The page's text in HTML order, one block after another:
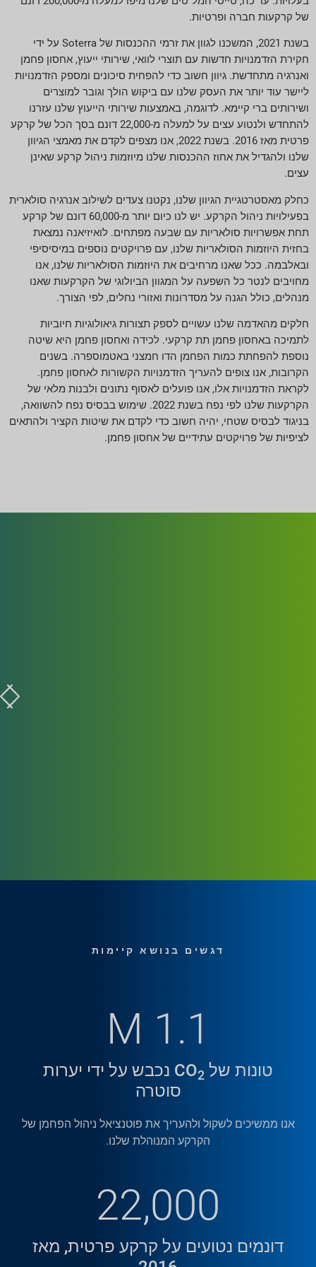
של קרקעות חברה ופרטיות.
בשנת 2021, המשכנו לגוון את זרמי ההכנסות של Soterra על ידי
חקירת הזדמנויות חדשות עם תוצרי לוואי, שירותי ייעוץ, אחסון פחמן
ואנרגיה מתחדשת. גיוון חשוב כדי להפחית סיכונים ומספק הזדמנויות
ליישר עוד יותר את העסק שלנו עם ביקוש הולך וגובר למוצרים
ושירותים ברי קיימא. לדוגמה, באמצעות שירותי הייעוץ שלנו עזרנו
להתחדש ולנטוע עצים על למעלה מ-22,000 דונם בסך הכל של קרקע
פרטית מאז 2016. בשנת 2022, אנו מצפים לקדם את מאמצי הגיוון
שלנו ולהגדיל את אחוז ההכנסות שלנו מיוזמות ניהול קרקע שאינן
עצים.
כחלק מאסטרטגיית הגיוון שלנו, נקטנו צעדים לשילוב אנרגיה סולארית
בפעילויות ניהול הקרקע. יש לנו כיום יותר מ-60,000 דונם של קרקע
תחת אפשרויות סולאריות עם שבעה מפתחים. לואיזיאנה נמצאת
בחזית היוזמות הסולאריות שלנו, עם פרויקטים נוספים במיסיסיפי
ובאלבמה. ככל שאנו מרחיבים את היוזמות הסולאריות שלנו, אנו
מחויבים לנטר כל השפעה על המגוון הביולוגי של הקרקעות שאנו
מנהלים, כולל הגנה על מסדרונות ואזורי נחלים, לפי הצורך.
חלקים מהאדמה שלנו עשויים לספק תצורות גיאולוגיות חיוביות
לתמיכה באחסון פחמן תת קרקעי. לכידה ואחסון פחמן היא שיטה
נוספת להפחתת כמות הפחמן הדו חמצני באטמוספרה. בשנים
הקרובות, אנו צופים להעריך הזדמנויות הקשורות לאחסון פחמן.
לקראת הזדמנויות אלו, אנו פועלים לאסוף נתונים ולבנות מלאי של
הקרקעות שלנו לפי נפח בשנת 2022. שימוש בבסיס נפח להשוואה,
בניגוד לבסיס שטחי, יהיה חשוב כדי לקדם את שיטות הקציר ולהתאים
לציפיות של פרויקטים עתידיים של אחסון פחמן.
בפרס איכות הסביבה
בשנת 2018, Soterra הקימה שותפות עם התוכנית
הלאומית לשפך שפך כדי להשתמש בתופי Greif
דגשים בנושא קיימות
1.1 M
טונות של CO 2
נכבש על ידי יערות
סוטרה
אנו ממשיכים לשקול ולהעריך את פוטנציאל ניהול הפחמן של
הקרקע המנוהלת שלנו.
22,000
דונמים נטועים על קרקע פרטית, מאז